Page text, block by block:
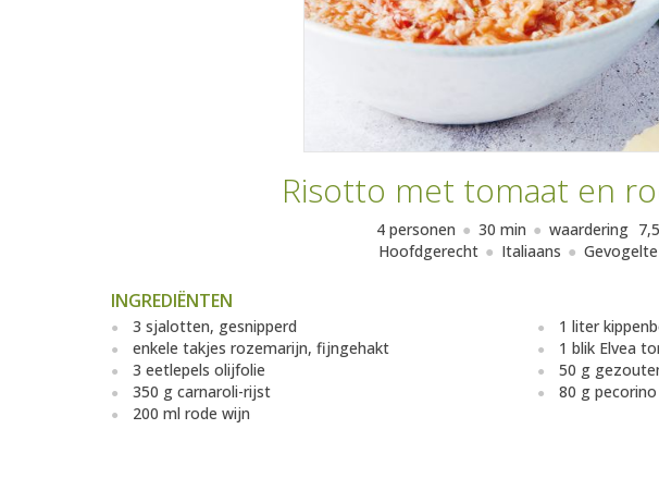
Risotto met tomaat en
4 personen 30 min waardering 7,5
Hoofdgerecht
Italiaans Gevogelte
INGREDIËNTEN
3 sjalotten, gesnipperd
enkele takjes rozemarijn, fijngehakt
3 eetlepels olijfolie
350 g carnaroli-rijst
200 ml rode wijn
1 liter
1 blik Elvea
50 g
80 g pecorino